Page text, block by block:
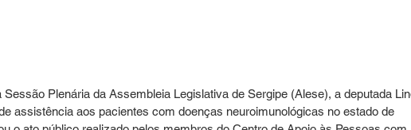
Sessão Plenária da Assembleia Legislativa de Sergipe (Alese), a deputada
assistência aos pacientes com doenças neuroimunológicas no estado de